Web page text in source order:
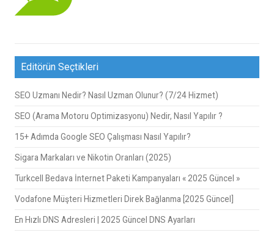
Editörün Seçtikleri
SEO Uzmanı Nedir? Nasıl Uzman Olunur? (7/24 Hizmet)
SEO (Arama Motoru Optimizasyonu) Nedir, Nasıl Yapılır ?
15+ Adımda Google SEO Çalışması Nasıl Yapılır?
Sigara Markaları ve Nikotin Oranları (2025)
Turkcell Bedava İnternet Paketi Kampanyaları « 2025 Güncel »
Vodafone Müşteri Hizmetleri Direk Bağlanma [2025 Güncel]
En Hızlı DNS Adresleri | 2025 Güncel DNS Ayarları